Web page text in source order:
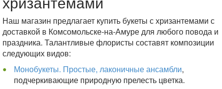
Наш магазин предлагает купить букеты с хризантемами с
доставкой в Комсомольске-на-Амуре для любого повода и
праздника. Талантливые флористы составят композиции
следующих видов:
Монобукеты. Простые, лаконичные ансамбли,
подчеркивающие природную прелесть цветка.